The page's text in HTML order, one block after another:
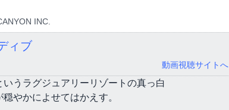
INC.
ィブ
動画視聴サイトへ
うラグジュアリーリゾートの真っ白
やかによせてはかえす。